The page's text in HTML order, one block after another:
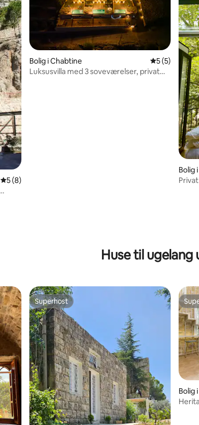
5 ud af 5 i gennemsnitlig bedømmelse, 8 omtaler
5 (8)
Bolig i Chabtine 5 ud af 5 i
5 (5)
Luksusvilla med 3 soveværelser, privat
Bolig
Huse til ugelang
Superhost
Superhost
Bolig